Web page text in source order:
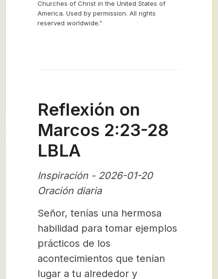
Churches of Christ in the United States of
America. Used by permission. All rights
reserved worldwide.”
Reflexión on
Marcos 2:23-28
LBLA
Inspiración - 2026-01-20
Oración diaria
Señor, tenías una hermosa
habilidad para tomar ejemplos
prácticos de los
acontecimientos que tenían
lugar a tu alrededor y